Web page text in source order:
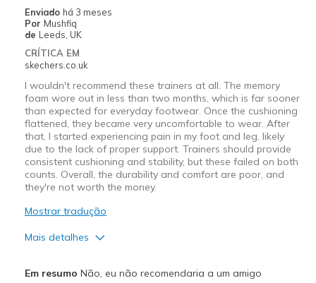
Enviado há 3 meses
Por Mushfiq
de Leeds, UK
CRÍTICA EM
skechers.co.uk
I wouldn't recommend these trainers at all. The memory
foam wore out in less than two months, which is far sooner
than expected for everyday footwear. Once the cushioning
flattened, they became very uncomfortable to wear. After
that, I started experiencing pain in my foot and leg, likely
due to the lack of proper support. Trainers should provide
consistent cushioning and stability, but these failed on both
counts. Overall, the durability and comfort are poor, and
they're not worth the money.
Mostrar tradução
Mais detalhes
Em resumo Não, eu não recomendaria a um amigo